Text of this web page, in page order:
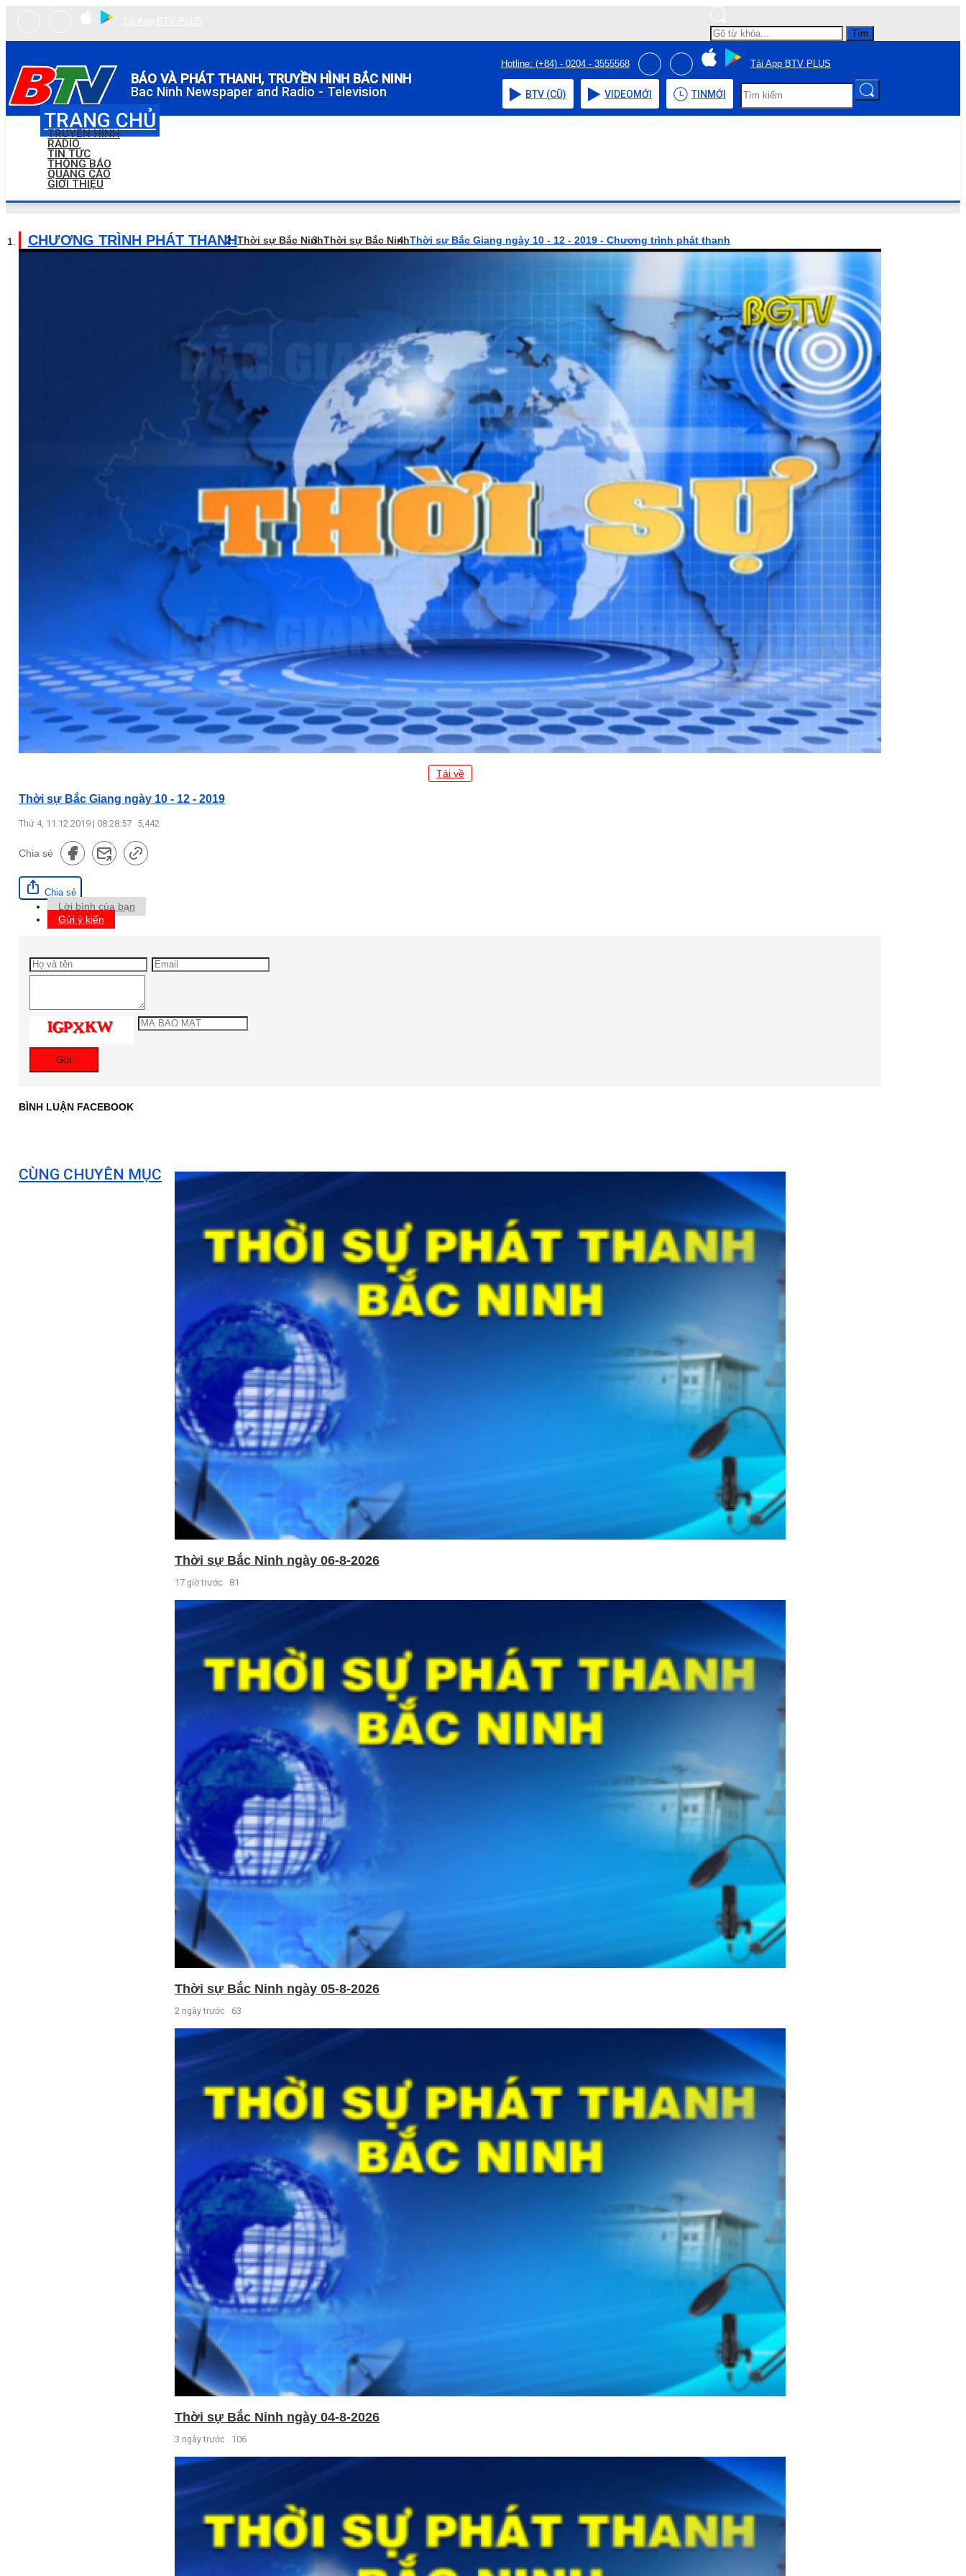
Tìm
BÁO VÀ PHÁT THANH, TRUYỀN HÌNH BẮC NINH
Bac Ninh Newspaper and Radio - Television
Hotline: (+84) - 0204 - 3555568 Tải App BTV PLUS
BTV (CŨ) VIDEOMỚI TIN MỚI
TRANG CHỦ
TRUYỀN HÌNH
RADIO
TIN TỨC
THÔNG BÁO
QUẢNG CÁO
GIỚI THIỆU
CHƯƠNG TRÌNH PHÁT THANHThời sự Bắc NinhThời sự Bắc NinhThời sự Bắc Giang ngày 10 - 12 - 2019 - Chương trình phát thanh
Tải về
Thời sự Bắc Giang ngày 10 - 12 - 2019
Thứ 4, 11.12.2019 | 08:28:57 5,442
Chia sẻ
Chia sẻ
Lời bình của bạn
Gửi ý kiến
Gửi
BÌNH LUẬN FACEBOOK
CÙNG CHUYÊN MỤC
Thời sự Bắc Ninh ngày 06-8-2026
17 giờ trước 81
Thời sự Bắc Ninh ngày 05-8-2026
2 ngày trước 63
Thời sự Bắc Ninh ngày 04-8-2026
3 ngày trước 106